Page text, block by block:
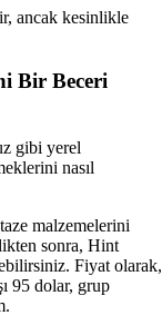
ancak kesinlikle
Bir Beceri
gibi yerel
nasıl
malzemelerini
sonra, Hint
Fiyat olarak,
95 dolar, grup